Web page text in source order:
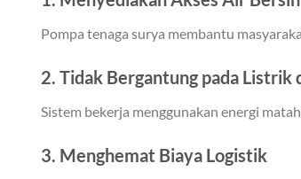
Pompa tenaga surya membantu
2. Tidak Bergantung pada Listrik
Sistem bekerja menggunakan energi
3. Menghemat Biaya Logistik